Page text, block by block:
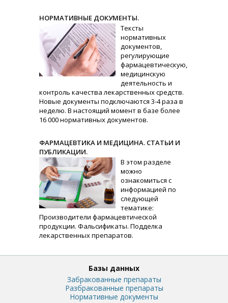
НОРМАТИВНЫЕ ДОКУМЕНТЫ.
Тексты
нормативных
документов,
регулирующие
фармацевтическую,
медицинскую
деятельность и
контроль качества лекарственных средств.
Новые документы подключаются 3-4 раза в
неделю. В настоящий момент в базе более
16 000 нормативных документов.
ФАРМАЦЕВТИКА И МЕДИЦИНА. СТАТЬИ И
ПУБЛИКАЦИИ.
В этом разделе
можно
ознакомиться с
информацией по
следующей
тематике:
Производители фармацевтической
продукции. Фальсификаты. Подделка
лекарственных препаратов.
Базы данных
Забракованные препараты
Разбракованные препараты
Нормативные документы